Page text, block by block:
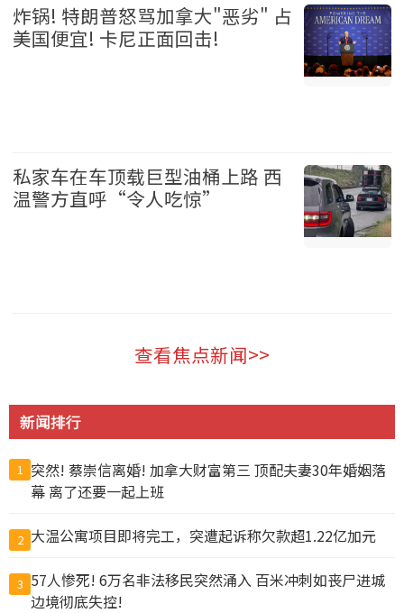
炸锅! 特朗普怒骂加拿大"恶劣" 占
美国便宜! 卡尼正面回击!
私家车在车顶载巨型油桶上路 西
温警方直呼“令人吃惊”
查看焦点新闻>>
新闻排行
1 突然! 蔡崇信离婚! 加拿大财富第三 顶配夫妻30年婚姻落
幕 离了还要一起上班
2 大温公寓项目即将完工，突遭起诉称欠款超1.22亿加元
3 57人惨死! 6万名非法移民突然涌入 百米冲刺如丧尸进城
边境彻底失控!